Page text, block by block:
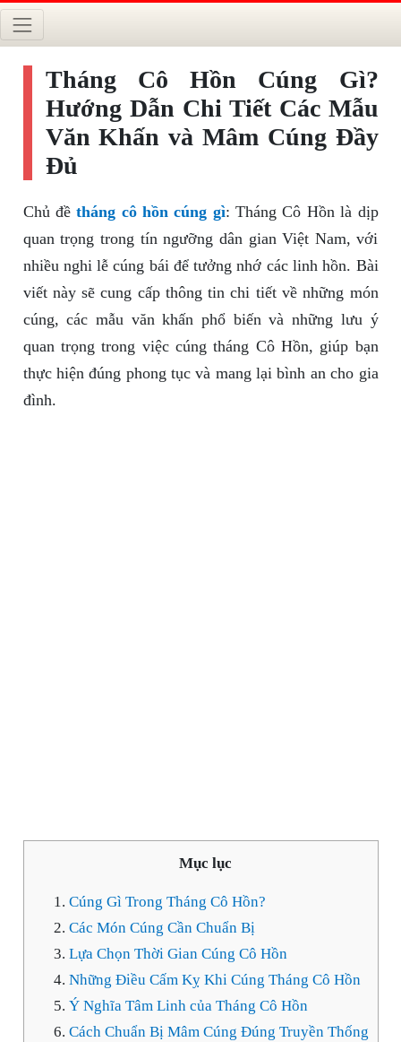
Tháng Cô Hồn Cúng Gì?
Hướng Dẫn Chi Tiết Các Mẫu
Văn Khấn và Mâm Cúng Đầy
Đủ
Chủ đềtháng cô hồn cúng gì: Tháng Cô Hồn là dịp
quan trọng trong tín ngưỡng dân gian Việt Nam, với
nhiều nghi lễ cúng bái để tưởng nhớ các linh hồn. Bài
viết này sẽ cung cấp thông tin chi tiết về những món
cúng, các mẫu văn khấn phổ biến và những lưu ý
quan trọng trong việc cúng tháng Cô Hồn, giúp bạn
thực hiện đúng phong tục và mang lại bình an cho gia
đình.
Mục lục
Cúng Gì Trong Tháng Cô Hồn?
Các Món Cúng Cần Chuẩn Bị
Lựa Chọn Thời Gian Cúng Cô Hồn
Những Điều Cấm Kỵ Khi Cúng Tháng Cô Hồn
Ý Nghĩa Tâm Linh của Tháng Cô Hồn
Cách Chuẩn Bị Mâm Cúng Đúng Truyền Thống